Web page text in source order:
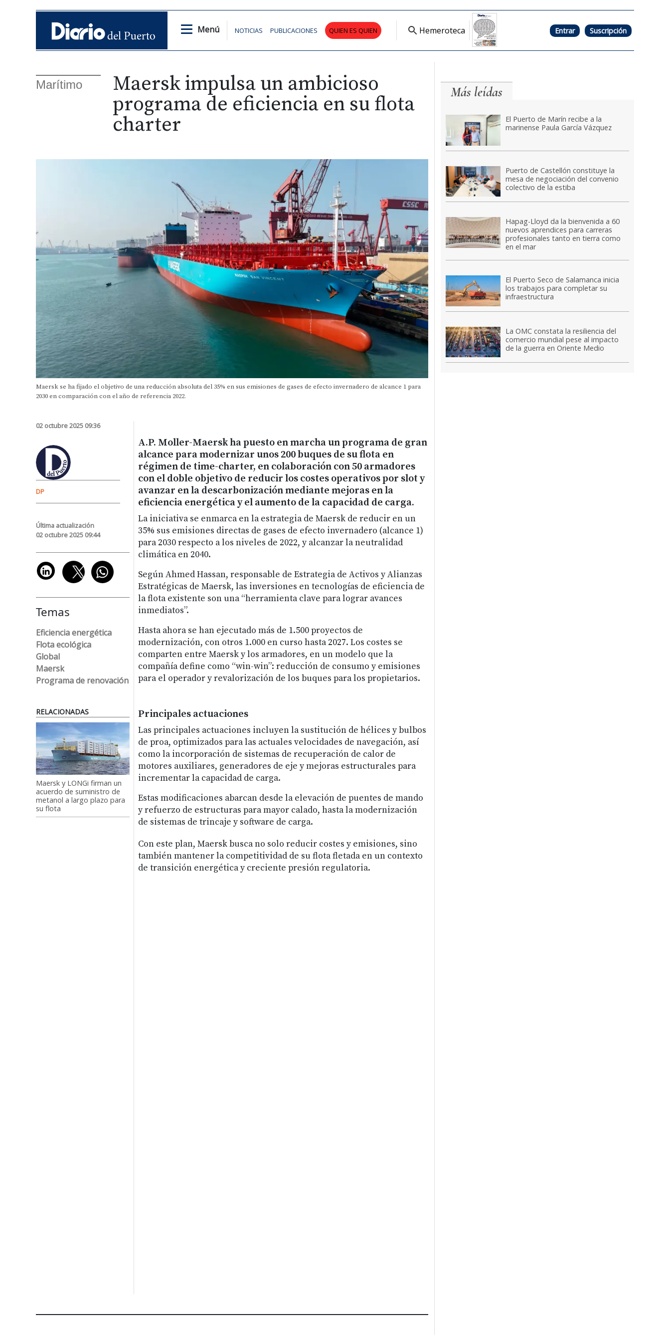
Menú NOTICIAS PUBLICACIONES QUIEN ES QUIEN Hemeroteca Entrar Suscripción
Marítimo
Maersk impulsa un ambicioso
programa de eficiencia en su flota
charter
Maersk se ha fijado el objetivo de una reducción absoluta del 35% en sus emisiones de gases de efecto invernadero de alcance 1 para
2030 en comparación con el año de referencia 2022.
02 octubre 2025 09:36
DP
Última actualización
02 octubre 2025 09:44
Temas
Eficiencia energética
Flota ecológica
Global
Maersk
Programa de renovación
RELACIONADAS
Maersk y LONGi firman un
acuerdo de suministro de
metanol a largo plazo para
su flota
A.P. Moller-Maersk ha puesto en marcha un programa de gran
alcance para modernizar unos 200 buques de su flota en
régimen de time-charter, en colaboración con 50 armadores
con el doble objetivo de reducir los costes operativos por slot y
avanzar en la descarbonización mediante mejoras en la
eficiencia energética y el aumento de la capacidad de carga.
La iniciativa se enmarca en la estrategia de Maersk de reducir en un
35% sus emisiones directas de gases de efecto invernadero (alcance 1)
para 2030 respecto a los niveles de 2022, y alcanzar la neutralidad
climática en 2040.
Según Ahmed Hassan, responsable de Estrategia de Activos y Alianzas
Estratégicas de Maersk, las inversiones en tecnologías de eficiencia de
la flota existente son una “herramienta clave para lograr avances
inmediatos”.
Hasta ahora se han ejecutado más de 1.500 proyectos de
modernización, con otros 1.000 en curso hasta 2027. Los costes se
comparten entre Maersk y los armadores, en un modelo que la
compañía define como “win-win”: reducción de consumo y emisiones
para el operador y revalorización de los buques para los propietarios.
Principales actuaciones
Las principales actuaciones incluyen la sustitución de hélices y bulbos
de proa, optimizados para las actuales velocidades de navegación, así
como la incorporación de sistemas de recuperación de calor de
motores auxiliares, generadores de eje y mejoras estructurales para
incrementar la capacidad de carga.
Estas modificaciones abarcan desde la elevación de puentes de mando
y refuerzo de estructuras para mayor calado, hasta la modernización
de sistemas de trincaje y software de carga.
Con este plan, Maersk busca no solo reducir costes y emisiones, sino
también mantener la competitividad de su flota fletada en un contexto
de transición energética y creciente presión regulatoria.
Más leídas
El Puerto de Marín recibe a la
marinense Paula García Vázquez
Puerto de Castellón constituye la
mesa de negociación del convenio
colectivo de la estiba
Hapag-Lloyd da la bienvenida a 60
nuevos aprendices para carreras
profesionales tanto en tierra como
en el mar
El Puerto Seco de Salamanca inicia
los trabajos para completar su
infraestructura
La OMC constata la resiliencia del
comercio mundial pese al impacto
de la guerra en Oriente Medio